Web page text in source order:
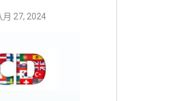
月 27, 2024